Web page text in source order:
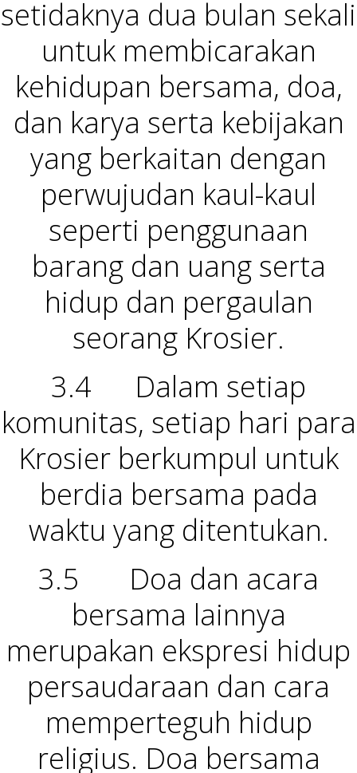
setidaknya dua bulan sekali
untuk membicarakan
kehidupan bersama, doa,
dan karya serta kebijakan
yang berkaitan dengan
perwujudan kaul-kaul
seperti penggunaan
barang dan uang serta
hidup dan pergaulan
seorang Krosier.
3.4 Dalam setiap
komunitas, setiap hari para
Krosier berkumpul untuk
berdia bersama pada
waktu yang ditentukan.
3.5 Doa dan acara
bersama lainnya
merupakan ekspresi hidup
persaudaraan dan cara
memperteguh hidup
religius. Doa bersama